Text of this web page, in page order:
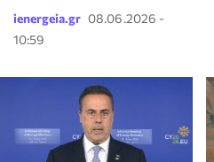
ienergeia.gr 08.06.2026 -
10:59